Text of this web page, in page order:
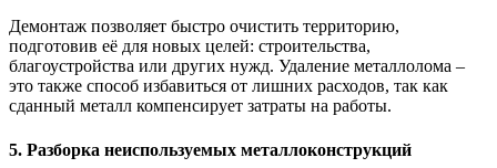
Демонтаж позволяет быстро очистить территорию,
подготовив её для новых целей: строительства,
благоустройства или других нужд. Удаление металлолома –
это также способ избавиться от лишних расходов, так как
сданный металл компенсирует затраты на работы.
5. Разборка неиспользуемых металлоконструкций